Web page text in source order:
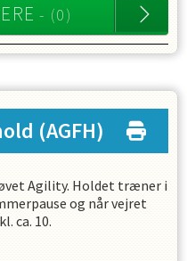
- (0)
(AGFH)
Agility. Holdet træner i
og når vejret
ca. 10.